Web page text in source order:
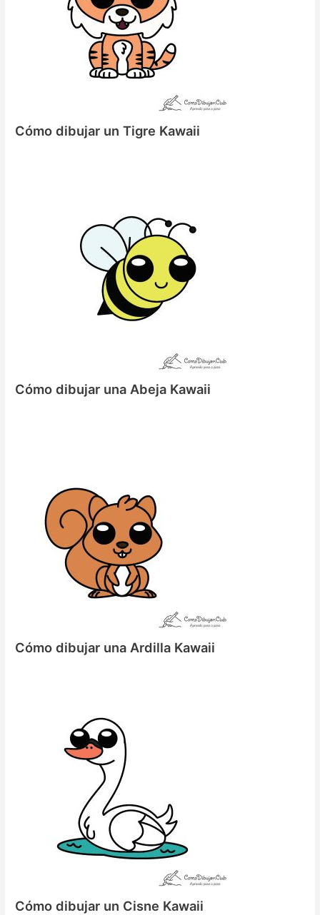
Cómo dibujar un Tigre Kawaii
Cómo dibujar una Abeja Kawaii
Cómo dibujar una Ardilla Kawaii
Cómo dibujar un Cisne Kawaii